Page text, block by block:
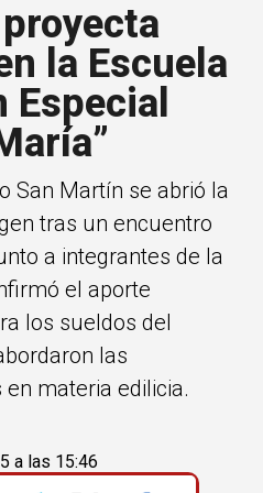
la Escuela
Especial
San Martín se abrió la
tras un encuentro
a integrantes de la
el aporte
los sueldos del
las
materia edilicia.
a las 15:46